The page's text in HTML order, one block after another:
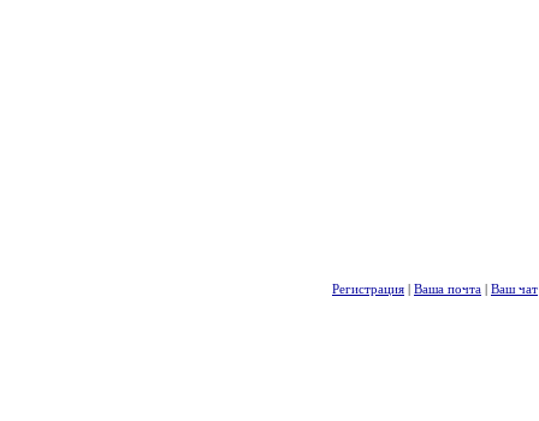
Регистрация | Ваша почта | Ваш чат